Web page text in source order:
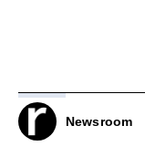
Newsroom